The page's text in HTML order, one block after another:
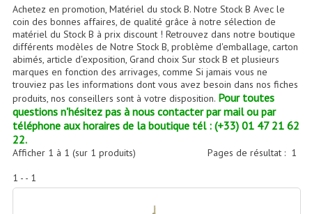
Recevoir Nos Promotions
Faire Votre Devis
CATÉGORIES
Sonorisation
Accessoires Pieds Cellules Diamants
Accessoires Enceintes
Cellule (s)
Achetez en promotion, Matériel du stock B. Notre Stock B Avec le
coin des bonnes affaires, de qualité grâce à notre sélection de
matériel du Stock B à prix discount ! Retrouvez dans notre boutique
différents modèles de Notre Stock B, problème d'emballage, carton
abimés, article d'exposition, Grand choix Sur stock B et plusieurs
marques en fonction des arrivages, comme Si jamais vous ne
trouviez pas les informations dont vous avez besoin dans nos fiches
produits, nos conseillers sont à votre disposition. Pour toutes
questions n'hésitez pas à nous contacter par mail ou par
téléphone aux horaires de la boutique tél : (+33) 01 47 21 62
22.
Pages de résultat : 1
Afficher 1 à 1 (sur 1 produits)
1 - - 1